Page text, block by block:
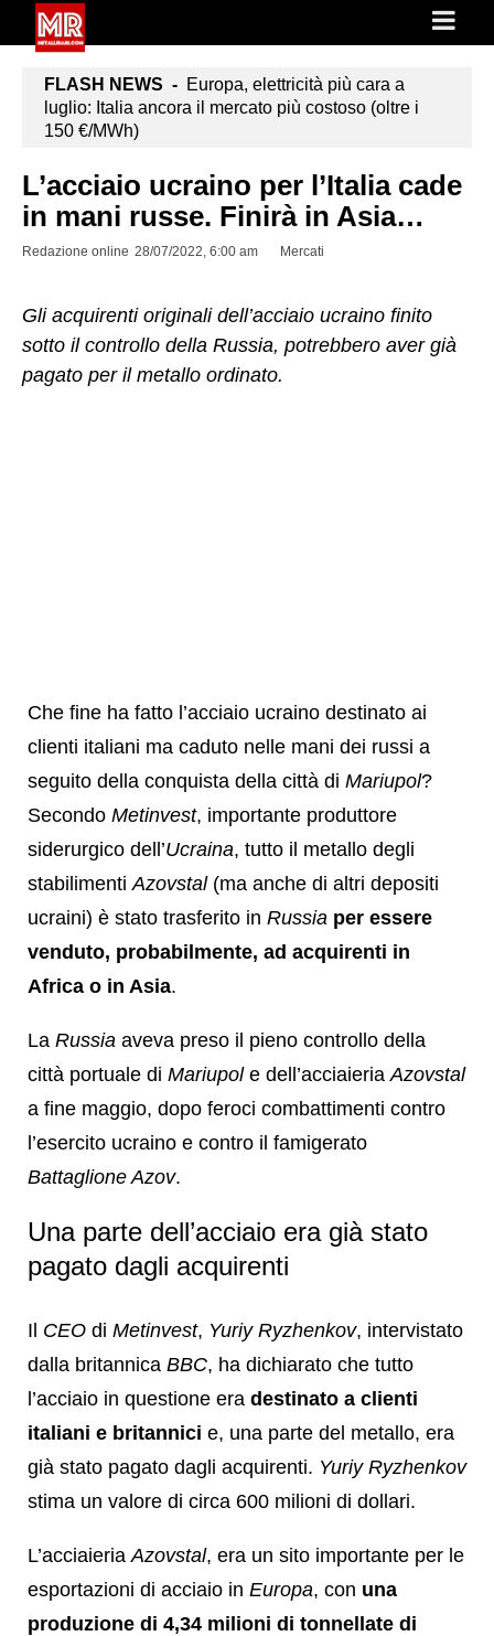
FLASH NEWS - Europa, elettricità più cara a
luglio: Italia ancora il mercato più costoso (oltre i
150 €/MWh)
L’acciaio ucraino per l’Italia cade
in mani russe. Finirà in Asia…
Redazione online 28/07/2022, 6:00 am Mercati
Gli acquirenti originali dell’acciaio ucraino finito
sotto il controllo della Russia, potrebbero aver già
pagato per il metallo ordinato.
Che fine ha fatto l’acciaio ucraino destinato ai
clienti italiani ma caduto nelle mani dei russi a
seguito della conquista della città di Mariupol?
Secondo Metinvest, importante produttore
siderurgico dell’Ucraina, tutto il metallo degli
stabilimenti Azovstal(ma anche di altri depositi
ucraini) è stato trasferito in Russia per essere
venduto, probabilmente, ad acquirenti in
Africa o in Asia.
La Russia aveva preso il pieno controllo della
città portuale di Mariupole dell’acciaieria Azovstal
a fine maggio, dopo feroci combattimenti contro
l’esercito ucraino e contro il famigerato
Battaglione Azov.
Una parte dell’acciaio era già stato
pagato dagli acquirenti
Il CEO di Metinvest, Yuriy Ryzhenkov, intervistato
dalla britannica BBC, ha dichiarato che tutto
l’acciaio in questione era destinato a clienti
italiani e britannici e, una parte del metallo, era
già stato pagato dagli acquirenti. Yuriy Ryzhenkov
stima un valore di circa 600 milioni di dollari.
L’acciaieria Azovstal, era un sito importante per le
esportazioni di acciaio in Europa, con una
produzione di 4,34 milioni di tonnellate di